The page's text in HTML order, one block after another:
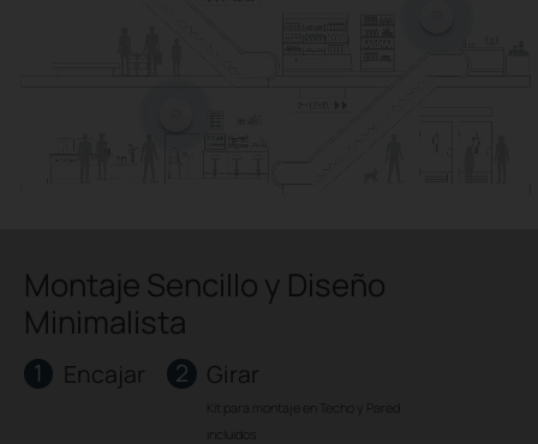
Montaje Sencillo y Diseño
Minimalista
1 Encajar 2 Girar
Kit para montaje en Techo y Pared
incluidos